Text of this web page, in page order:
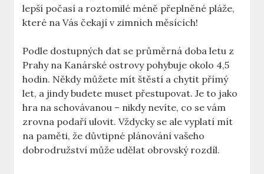
lepší počasí a roztomilé méně přeplněné pláže,
které na Vás čekají v zimních měsících!
Podle dostupných dat se průměrná doba letu z
Prahy na Kanárské ostrovy pohybuje okolo 4,5
hodin. Někdy můžete mít štěstí a chytit přímý
let, a jindy budete muset přestupovat. Je to jako
hra na schovávanou – nikdy nevíte, co se vám
zrovna podaří ulovit. Vždycky se ale vyplatí mít
na paměti, že důvtipné plánování vašeho
dobrodružství může udělat obrovský rozdíl.